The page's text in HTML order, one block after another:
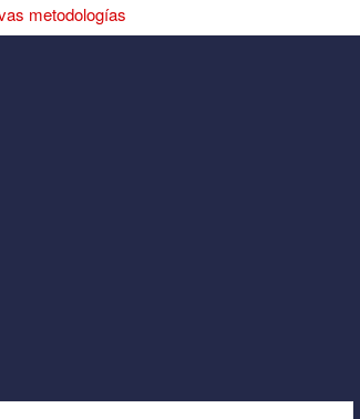
metodologías